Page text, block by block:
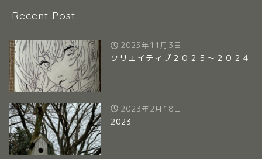
Recent Post
2025年11月3日
クリエイティブ２０２５～２０２４
2023年2月18日
2023